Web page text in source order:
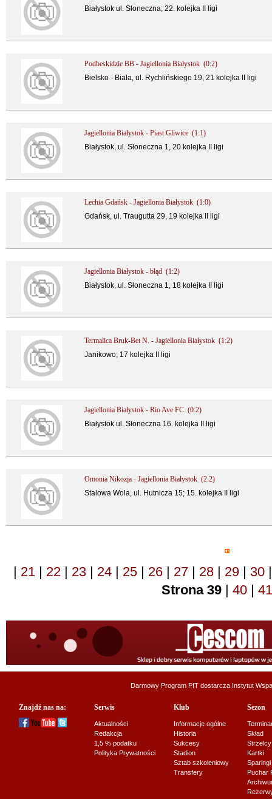
Białystok ul. Słoneczna; 22. kolejka II ligi
Podbeskidzie BB - Jagiellonia Białystok (0:2)
Bielsko - Biała, ul. Rychlińskiego 19, 21 kolejka II ligi
Jagiellonia Białystok - Piast Gliwice (1:1)
Białystok, ul. Słoneczna 1, 20 kolejka II ligi
Lechia Gdańsk - Jagiellonia Białystok (1:0)
Gdańsk, ul. Traugutta 29, 19 kolejka II ligi
Jagiellonia Białystok - błąd (1:2)
Białystok, ul. Słoneczna 1, 18 kolejka II ligi
Termalica Bruk-Bet N. - Jagiellonia Białystok (1:2)
Janikowo, 17 kolejka II ligi
Jagiellonia Białystok - Rio Ave FC (0:2)
Białystok ul. Słoneczna 16. kolejka II ligi
Omonia Nikozja - Jagiellonia Białystok (2:2)
Stalowa Wola, ul. Hutnicza 15; 15. kolejka II ligi
| 21 | 22 | 23 | 24 | 25 | 26 | 27 | 28 | 29 | 30 |
Strona 39 | 40 |
Darmowy Program PIT dostarcza Instytut
Znajdź nas na: Serwis
Aktualności
Redakcja
1,5 % podatku
Polityka Prywatności
Klub
Informacje ogólne
Historia
Sukcesy
Stadion
Sztab szkoleniowy
Transfery
Sezon
Skład
Strzelcy
Kartki
Sparingi
Puchar